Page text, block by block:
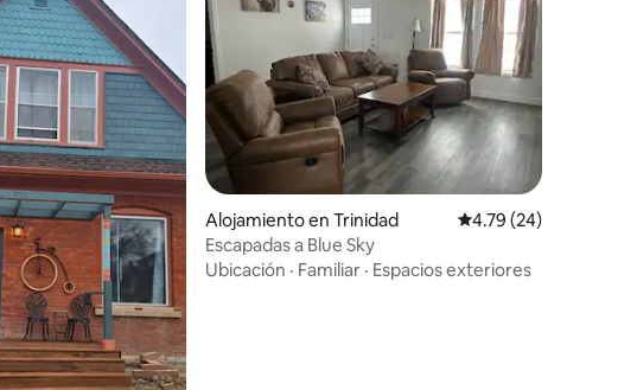
reseñas Alojamiento en Trinidad Calificación
4.79 (24)
Escapadas a Blue Sky
Ubicación · Familiar · Espacios exteriores